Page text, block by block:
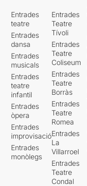
Entrades
teatre
Entrades
dansa
Entrades
musicals
Entrades
teatre
infantil
Entrades
òpera
Entrades
improvisació
Entrades
monòlegs
Entrades
Teatre
Tívoli
Entrades
Teatre
Coliseum
Entrades
Teatre
Borràs
Entrades
Teatre
Romea
Entrades
La
Villarroel
Entrades
Teatre
Condal